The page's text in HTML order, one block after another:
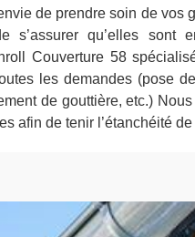
de prendre soin de vos
s’assurer qu’elles sont
Couverture 58
les demandes (pose
de gouttière, etc.)
afin de tenir l’étanchéité